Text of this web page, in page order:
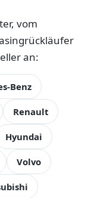
vom
an:
Benz
Renault
Hyundai
Volvo